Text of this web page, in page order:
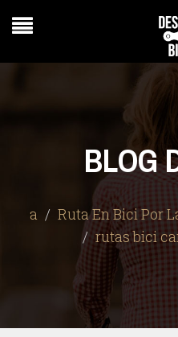
BLOG
a
Ruta En Bici Por
rutas bici